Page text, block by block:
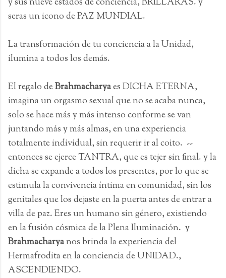
y sus nueve estados de conciencia, BRILLARAS. y
seras un icono de PAZ MUNDIAL.
La transformación de tu conciencia a la Unidad,
ilumina a todos los demás.
El regalo deBrahmacharyaes DICHA ETERNA,
imagina un orgasmo sexual que no se acaba nunca,
solo se hace más y más intenso conforme se van
juntando más y más almas, en una experiencia
totalmente individual, sin requerir ir al coito. --
entonces se ejerce TANTRA, que es tejer sin final. y la
dicha se expande a todos los presentes, por lo que se
estimula la convivencia íntima en comunidad, sin los
genitales que los dejaste en la puerta antes de entrar a
villa de paz. Eres un humano sin género, existiendo
en la fusión cósmica de la Plena Iluminación. y
Brahmacharyanos brinda la experiencia del
Hermafrodita en la conciencia de UNIDAD.,
ASCENDIENDO.